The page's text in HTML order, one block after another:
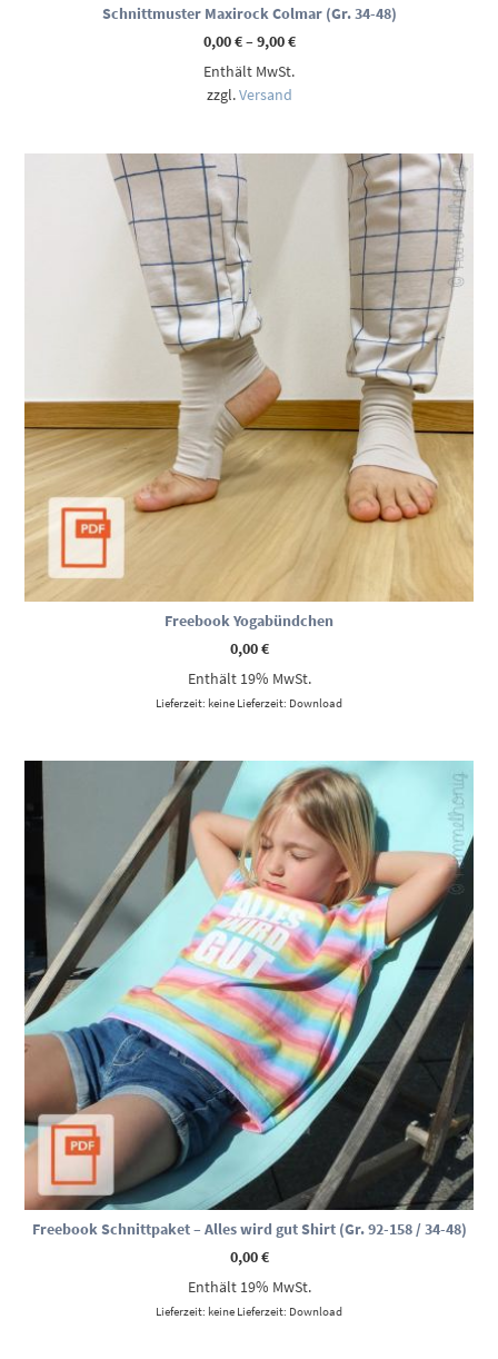
Schnittmuster Maxirock Colmar (Gr. 34-48)
0,00€–9,00€Preisspanne:
bis
Enthält MwSt.
zzgl.Versand
Freebook Yogabündchen
0,00€
Enthält 19% MwSt.
Lieferzeit: keine Lieferzeit: Download
Freebook Schnittpaket – Alles wird gut Shirt (Gr. 92-158 / 34-48)
0,00€
Enthält 19% MwSt.
Lieferzeit: keine Lieferzeit: Download